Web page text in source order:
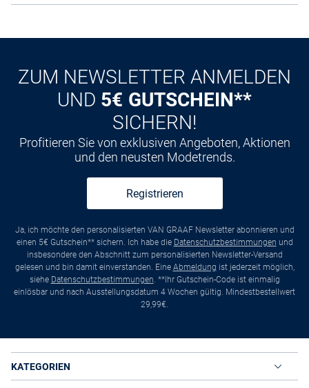
ZUM NEWSLETTER ANMELDEN
UND 5€ GUTSCHEIN**
SICHERN!
Profitieren Sie von exklusiven Angeboten, Aktionen
und den neusten Modetrends.
Registrieren
Ja, ich möchte den personalisierten VAN GRAAF Newsletter abonnieren und
einen 5€ Gutschein** sichern. Ich habe die Datenschutzbestimmungen und
insbesondere den Abschnitt zum personalisierten Newsletter-Versand
gelesen und bin damit einverstanden. Eine Abmeldung ist jederzeit möglich,
siehe Datenschutzbestimmungen. **Ihr Gutschein-Code ist einmalig
einlösbar und nach Ausstellungsdatum 4 Wochen gültig. Mindestbestellwert
29,99€.
KATEGORIEN